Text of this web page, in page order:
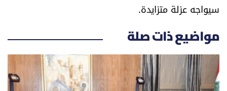
سيواجه عزلة متزايدة.
مواضيع ذات صلة